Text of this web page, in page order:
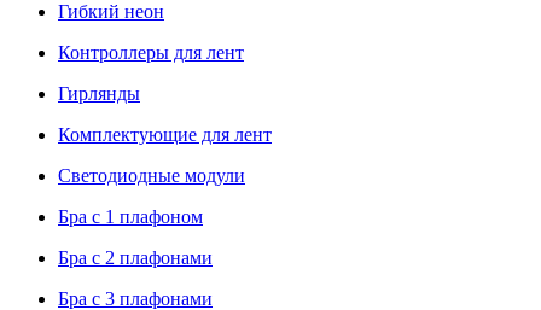
Гибкий неон
Контроллеры для лент
Гирлянды
Комплектующие для лент
Светодиодные модули
Бра с 1 плафоном
Бра с 2 плафонами
Бра с 3 плафонами